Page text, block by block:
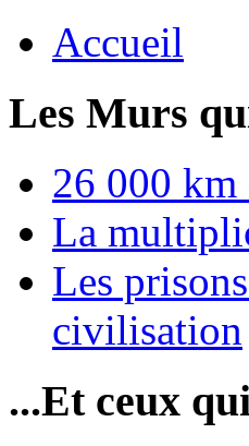
Accueil
Les Murs
26 000 km
La
Les
civilisation
...Et ceux